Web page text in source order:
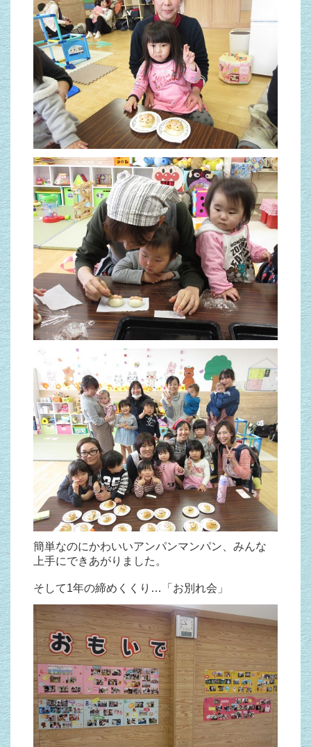
簡単なのにかわいいアンパンマンパン、みんな
上手にできあがりました。
そして1年の締めくくり…「お別れ会」